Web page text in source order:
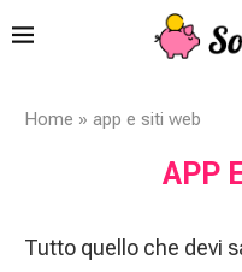
Home » app e siti web
APP
Tutto quello che devi